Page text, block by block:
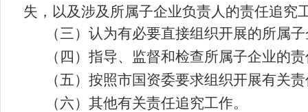
失，以及涉及 所属子企业负责人的责任追究
（三） 认为有必要直接组织开展的所属
（四）指导、监督和检查所属子企业的
（五）按照市国资委要求组织开展有关
（六）其他有关责任追究工作。